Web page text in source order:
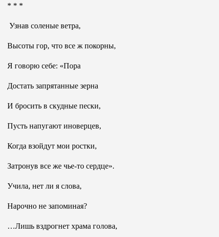
* * *
Узнав соленые ветра,
Высоты гор, что все ж покорны,
Я говорю себе: «Пора
Достать запрятанные зерна
И бросить в скудные пески,
Пусть напугают иноверцев,
Когда взойдут мои ростки,
Затронув все же чье-то сердце».
Учила, нет ли я слова,
Нарочно не запоминая?
…Лишь вздрогнет храма голова,